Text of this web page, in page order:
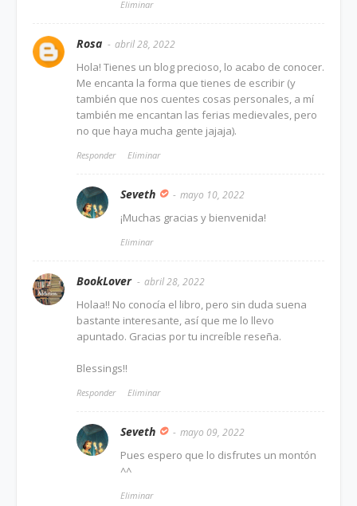
Eliminar
Rosa abril 28, 2022
Hola! Tienes un blog precioso, lo acabo de conocer.
Me encanta la forma que tienes de escribir (y
también que nos cuentes cosas personales, a mí
también me encantan las ferias medievales, pero
no que haya mucha gente jajaja).
Responder Eliminar
Seveth mayo 10, 2022
¡Muchas gracias y bienvenida!
Eliminar
BookLover abril 28, 2022
Holaa!! No conocía el libro, pero sin duda suena
bastante interesante, así que me lo llevo
apuntado. Gracias por tu increíble reseña.
Blessings!!
Responder Eliminar
Seveth mayo 09, 2022
Pues espero que lo disfrutes un montón
^^
Eliminar